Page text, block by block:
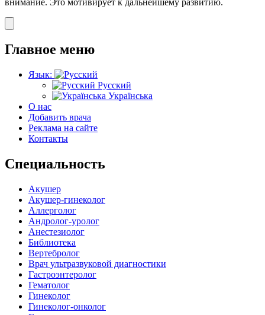
внимание. Это мотивирует к дальнейшему развитию.
Главное меню
Язык:
Русский
Українська
О нас
Добавить врача
Реклама на сайте
Контакты
Специальность
Акушер
Акушер-гинеколог
Аллерголог
Андролог-уролог
Анестезиолог
Библиотека
Вертебролог
Врач ультразвуковой диагностики
Гастроэнтеролог
Гематолог
Гинеколог
Гинеколог-онколог